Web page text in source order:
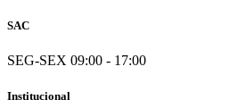
SAC
SEG-SEX 09:00 - 17:00
Institucional